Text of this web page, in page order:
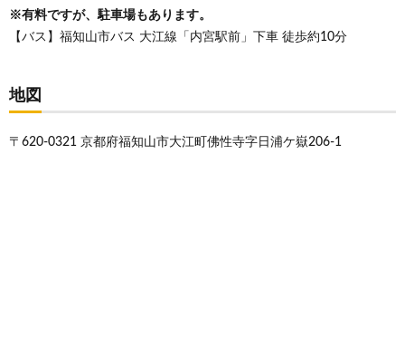
※有料ですが、駐車場もあります。
【バス】福知山市バス 大江線「内宮駅前」下車 徒歩約10分
地図
〒620-0321 京都府福知山市大江町佛性寺字日浦ケ嶽206-1